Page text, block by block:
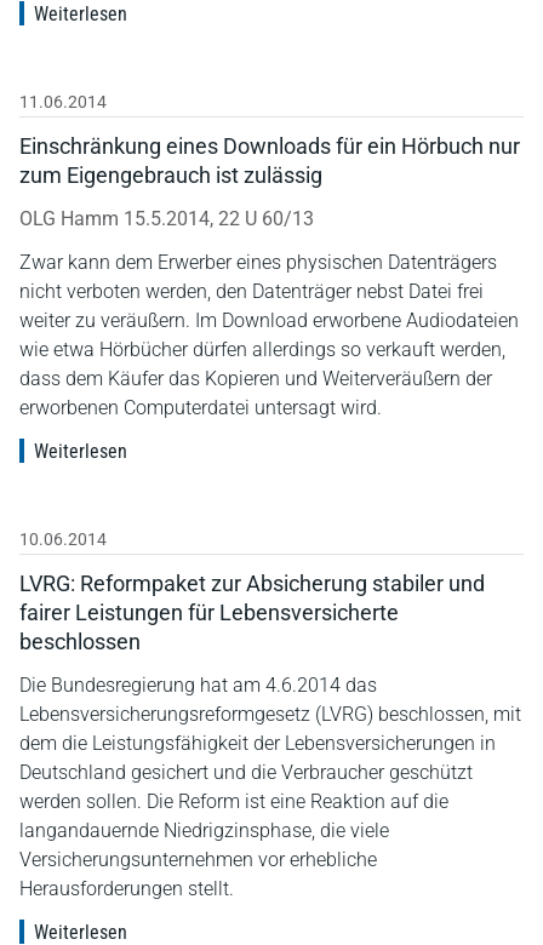
Weiterlesen
11.06.2014
Einschränkung eines Downloads für ein Hörbuch nur
zum Eigengebrauch ist zulässig
OLG Hamm 15.5.2014, 22 U 60/13
Zwar kann dem Erwerber eines physischen Datenträgers
nicht verboten werden, den Datenträger nebst Datei frei
weiter zu veräußern. Im Download erworbene Audiodateien
wie etwa Hörbücher dürfen allerdings so verkauft werden,
dass dem Käufer das Kopieren und Weiterveräußern der
erworbenen Computerdatei untersagt wird.
Weiterlesen
10.06.2014
LVRG: Reformpaket zur Absicherung stabiler und
fairer Leistungen für Lebensversicherte
beschlossen
Die Bundesregierung hat am 4.6.2014 das
Lebensversicherungsreformgesetz (LVRG) beschlossen, mit
dem die Leistungsfähigkeit der Lebensversicherungen in
Deutschland gesichert und die Verbraucher geschützt
werden sollen. Die Reform ist eine Reaktion auf die
langandauernde Niedrigzinsphase, die viele
Versicherungsunternehmen vor erhebliche
Herausforderungen stellt.
Weiterlesen